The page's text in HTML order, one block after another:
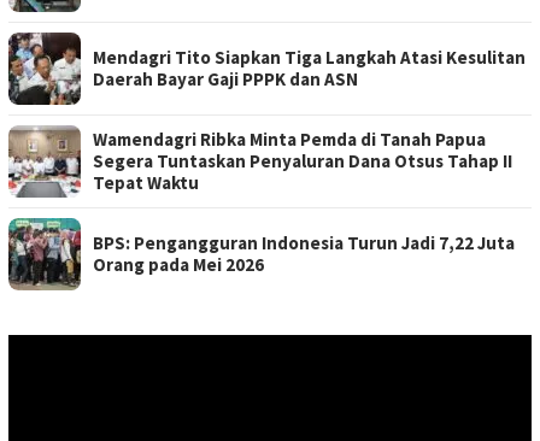
Mendagri Tito Siapkan Tiga Langkah Atasi Kesulitan
Daerah Bayar Gaji PPPK dan ASN
Wamendagri Ribka Minta Pemda di Tanah Papua
Segera Tuntaskan Penyaluran Dana Otsus Tahap II
Tepat Waktu
BPS: Pengangguran Indonesia Turun Jadi 7,22 Juta
Orang pada Mei 2026